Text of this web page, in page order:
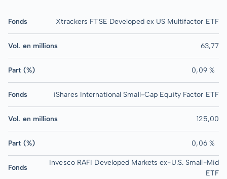
Fonds Xtrackers FTSE Developed ex US Multifactor ETF
Vol. en millions 63,77
Part (%) 0,09 %
Fonds iShares International Small-Cap Equity Factor ETF
Vol. en millions 125,00
Part (%) 0,06 %
Fonds
Invesco RAFI Developed Markets ex-U.S. Small-Mid
ETF